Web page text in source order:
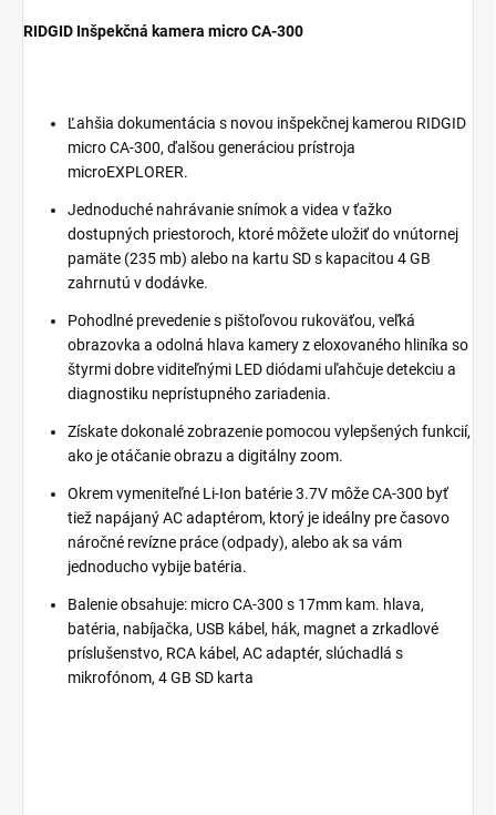
RIDGID Inšpekčná kamera micro CA-300
Ľahšia dokumentácia s novou inšpekčnej kamerou RIDGID
micro CA-300, ďalšou generáciou prístroja
microEXPLORER.
Jednoduché nahrávanie snímok a videa v ťažko
dostupných priestoroch, ktoré môžete uložiť do vnútornej
pamäte (235 mb) alebo na kartu SD s kapacitou 4 GB
zahrnutú v dodávke.
Pohodlné prevedenie s pištoľovou rukoväťou, veľká
obrazovka a odolná hlava kamery z eloxovaného hliníka so
štyrmi dobre viditeľnými LED diódami uľahčuje detekciu a
diagnostiku neprístupného zariadenia.
Získate dokonalé zobrazenie pomocou vylepšených funkcií,
ako je otáčanie obrazu a digitálny zoom.
Okrem vymeniteľné Li-Ion batérie 3.7V môže CA-300 byť
tiež napájaný AC adaptérom, ktorý je ideálny pre časovo
náročné revízne práce (odpady), alebo ak sa vám
jednoducho vybije batéria.
Balenie obsahuje: micro CA-300 s 17mm kam. hlava,
batéria, nabíjačka, USB kábel, hák, magnet a zrkadlové
príslušenstvo, RCA kábel, AC adaptér, slúchadlá s
mikrofónom, 4 GB SD karta